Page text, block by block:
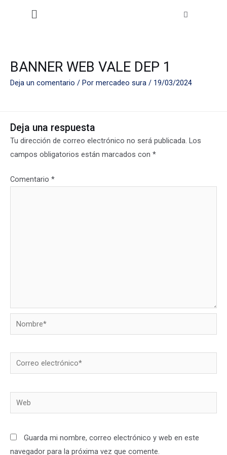
Menú
BANNER WEB VALE DEP 1
Deja un comentario / Por mercadeo sura / 19/03/2024
Deja una respuesta
Tu dirección de correo electrónico no será publicada. Los
campos obligatorios están marcados con *
Comentario *
Nombre*
Correo
electrónico*
Web
Guarda mi nombre, correo electrónico y web en este
navegador para la próxima vez que comente.